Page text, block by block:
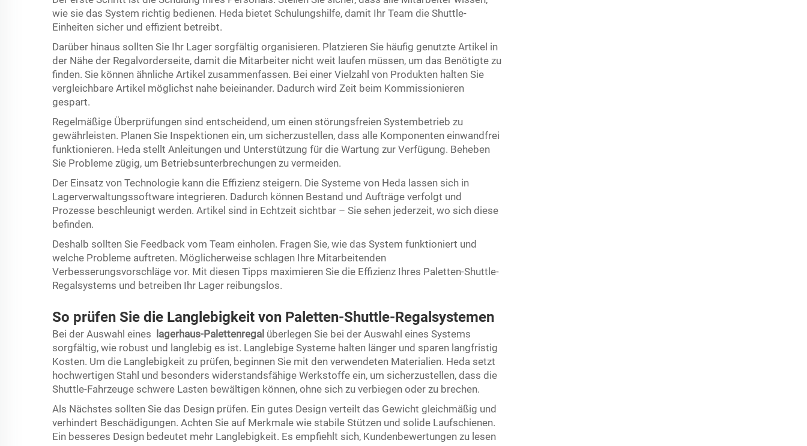
wie sie das System richtig bedienen. Heda bietet Schulungshilfe, damit Ihr Team die Shuttle-
Einheiten sicher und effizient betreibt.
Darüber hinaus sollten Sie Ihr Lager sorgfältig organisieren. Platzieren Sie häufig genutzte Artikel in
der Nähe der Regalvorderseite, damit die Mitarbeiter nicht weit laufen müssen, um das Benötigte zu
finden. Sie können ähnliche Artikel zusammenfassen. Bei einer Vielzahl von Produkten halten Sie
vergleichbare Artikel möglichst nahe beieinander. Dadurch wird Zeit beim Kommissionieren
gespart.
Regelmäßige Überprüfungen sind entscheidend, um einen störungsfreien Systembetrieb zu
gewährleisten. Planen Sie Inspektionen ein, um sicherzustellen, dass alle Komponenten einwandfrei
funktionieren. Heda stellt Anleitungen und Unterstützung für die Wartung zur Verfügung. Beheben
Sie Probleme zügig, um Betriebsunterbrechungen zu vermeiden.
Der Einsatz von Technologie kann die Effizienz steigern. Die Systeme von Heda lassen sich in
Lagerverwaltungssoftware integrieren. Dadurch können Bestand und Aufträge verfolgt und
Prozesse beschleunigt werden. Artikel sind in Echtzeit sichtbar – Sie sehen jederzeit, wo sich diese
befinden.
Deshalb sollten Sie Feedback vom Team einholen. Fragen Sie, wie das System funktioniert und
welche Probleme auftreten. Möglicherweise schlagen Ihre Mitarbeitenden
Verbesserungsvorschläge vor. Mit diesen Tipps maximieren Sie die Effizienz Ihres Paletten-Shuttle-
Regalsystems und betreiben Ihr Lager reibungslos.
So prüfen Sie die Langlebigkeit von Paletten-Shuttle-Regalsystemen
Bei der Auswahl eines lagerhaus-Palettenregal überlegen Sie bei der Auswahl eines Systems
sorgfältig, wie robust und langlebig es ist. Langlebige Systeme halten länger und sparen langfristig
Kosten. Um die Langlebigkeit zu prüfen, beginnen Sie mit den verwendeten Materialien. Heda setzt
hochwertigen Stahl und besonders widerstandsfähige Werkstoffe ein, um sicherzustellen, dass die
Shuttle-Fahrzeuge schwere Lasten bewältigen können, ohne sich zu verbiegen oder zu brechen.
Als Nächstes sollten Sie das Design prüfen. Ein gutes Design verteilt das Gewicht gleichmäßig und
verhindert Beschädigungen. Achten Sie auf Merkmale wie stabile Stützen und solide Laufschienen.
Ein besseres Design bedeutet mehr Langlebigkeit. Es empfiehlt sich, Kundenbewertungen zu lesen